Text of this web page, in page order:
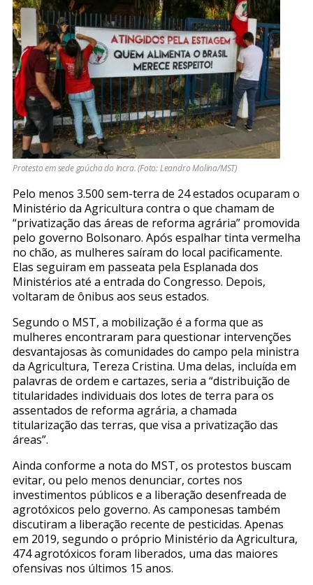
Protesto em sede gaúcha do Incra. (Foto: Leandro Molina/MST)
Pelo menos 3.500 sem-terra de 24 estados ocuparam o
Ministério da Agricultura contra o que chamam de
“privatização das áreas de reforma agrária” promovida
pelo governo Bolsonaro. Após espalhar tinta vermelha
no chão, as mulheres saíram do local pacificamente.
Elas seguiram em passeata pela Esplanada dos
Ministérios até a entrada do Congresso. Depois,
voltaram de ônibus aos seus estados.
Segundo o MST, a mobilização é a forma que as
mulheres encontraram para questionar intervenções
desvantajosas às comunidades do campo pela ministra
da Agricultura, Tereza Cristina. Uma delas, incluída em
palavras de ordem e cartazes, seria a “distribuição de
titularidades individuais dos lotes de terra para os
assentados de reforma agrária, a chamada
titularização das terras, que visa a privatização das
áreas”.
Ainda conforme a nota do MST, os protestos buscam
evitar, ou pelo menos denunciar, cortes nos
investimentos públicos e a liberação desenfreada de
agrotóxicos pelo governo. As camponesas também
discutiram a liberação recente de pesticidas. Apenas
em 2019, segundo o próprio Ministério da Agricultura,
474 agrotóxicos foram liberados, uma das maiores
ofensivas nos últimos 15 anos.